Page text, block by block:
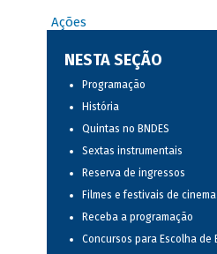
Ações
NESTA SEÇÃO
Programação
História
Quintas no BNDES
Sextas instrumentais
Reserva de ingressos
Filmes e festivais de cinema
Receba a programação
Concursos para Escolha de